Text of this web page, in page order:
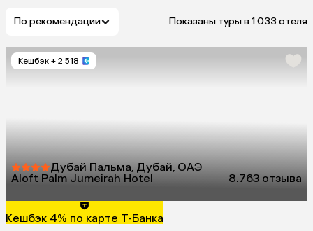
По рекомендации Показаны туры в 1 033 отеля
Кешбэк + 2 518
Дубай Пальма, Дубай, ОАЭ
Aloft Palm Jumeirah Hotel
8.763 отзыва
Кешбэк 4% по карте Т-Банка